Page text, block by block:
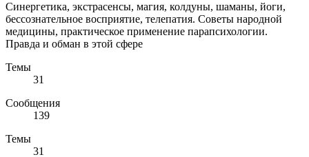
Синергетика, экстрасенсы, магия, колдуны, шаманы, йоги,
бессознательное восприятие, телепатия. Советы народной
медицины, практическое применение парапсихологии.
Правда и обман в этой сфере
Темы
31
Сообщения
139
Темы
31